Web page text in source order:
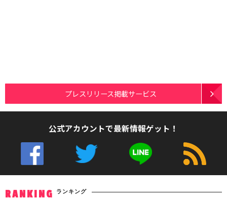
プレスリリース掲載サービス
公式アカウントで最新情報ゲット！
RANKING ランキング